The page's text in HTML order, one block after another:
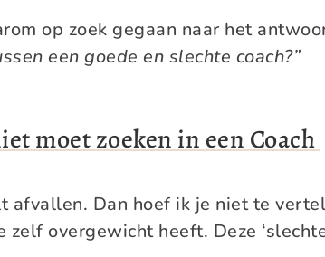
op zoek gegaan naar het
een goede en slechte coach?”
moet zoeken in een Coach
afvallen. Dan hoef ik je niet te
zelf overgewicht heeft. Deze